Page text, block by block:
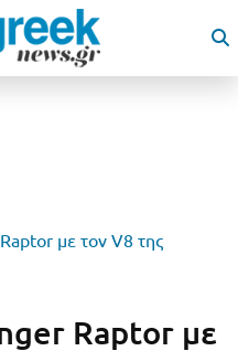
με τον V8 της
Raptor με